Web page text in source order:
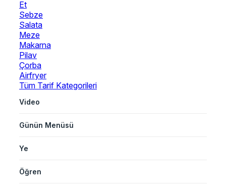
Et
Sebze
Salata
Meze
Makarna
Pilav
Çorba
Airfryer
Tüm Tarif Kategorileri
Video
Günün Menüsü
Ye
Öğren